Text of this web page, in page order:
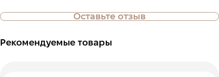
Оставьте отзыв
Рекомендуемые товары